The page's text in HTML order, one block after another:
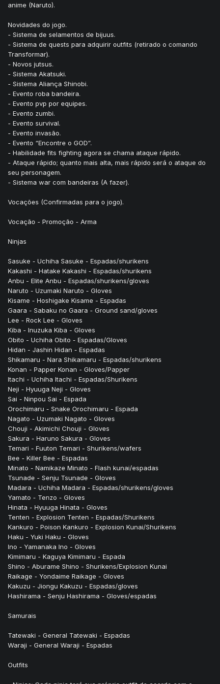
anime (Naruto).
Novidades do jogo.
- Sistema de selamentos de bijuus.
- Sistema de quests para adquirir outfits (retirado o comando
Transformar).
- Novos jutsus.
- Sistema Akatsuki.
- Sistema Aliança Shinobi.
- Evento roba bandeira.
- Evento pvp por equipes.
- Evento zumbi.
- Evento survival.
- Evento invasão.
- Evento “Encontre o GOD”.
- Habilidade fits fighting agora se chama ataque rápido.
- Ataque rápido; quanto mais alta, mais rápido será o ataque do
seu personagem.
- Sistema war com bandeiras (A fazer).
Vocações (Confirmadas para o jogo).
Vocação - Promoção - Arma
Ninjas
Sasuke - Uchiha Sasuke - Espadas/shurikens
Kakashi - Hatake Kakashi - Espadas/shurikens
Anbu - Elite Anbu - Espadas/shurikens/gloves
Naruto - Uzumaki Naruto - Gloves
Kisame - Hoshigake Kisame - Espadas
Gaara - Sabaku no Gaara - Ground sand/gloves
Lee - Rock Lee - Gloves
Kiba - Inuzuka Kiba - Gloves
Obito - Uchiha Obito - Espadas/Gloves
Hidan - Jashin Hidan - Espadas
Shikamaru - Nara Shikamaru - Espadas/shurikens
Konan - Papper Konan - Gloves/Papper
Itachi - Uchiha Itachi - Espadas/Shurikens
Neji - Hyuuga Neji - Gloves
Sai - Ninpou Sai - Espada
Orochimaru - Snake Orochimaru - Espada
Nagato - Uzumaki Nagato - Gloves
Chouji - Akimichi Chouji - Gloves
Sakura - Haruno Sakura - Gloves
Temari - Fuuton Temari - Shurikens/wafers
Bee - Killer Bee - Espadas
Minato - Namikaze Minato - Flash kunai/espadas
Tsunade - Senju Tsunade - Gloves
Madara - Uchiha Madara - Espadas/shurikens/gloves
Yamato - Tenzo - Gloves
Hinata - Hyuuga Hinata - Gloves
Tenten - Explosion Tenten - Espadas/Shurikens
Kankuro - Poison Kankuro - Explosion Kunai/Shurikens
Haku - Yuki Haku - Gloves
Ino - Yamanaka Ino - Gloves
Kimimaru - Kaguya Kimimaru - Espada
Shino - Aburame Shino - Shurikens/Explosion Kunai
Raikage - Yondaime Raikage - Gloves
Kakuzu - Jiongu Kakuzu - Espadas/gloves
Hashirama - Senju Hashirama - Gloves/espadas
Samurais
Tatewaki - General Tatewaki - Espadas
Waraji - General Waraji - Espadas
Outfits